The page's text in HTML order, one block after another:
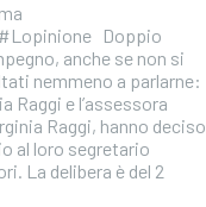
Doppio
anche se non si
nemmeno a parlarne:
Raggi e l’assessora
Raggi, hanno deciso
al loro segretario
La delibera è del 2